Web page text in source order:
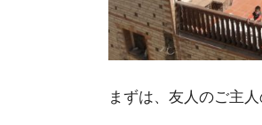
まずは、友人のご主